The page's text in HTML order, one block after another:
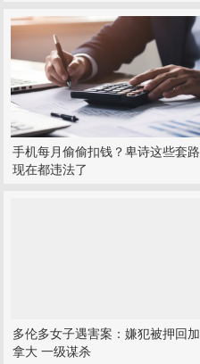
手机每月偷偷扣钱？卑诗这些套路
现在都违法了
多伦多女子遇害案：嫌犯被押回加
拿大 一级谋杀